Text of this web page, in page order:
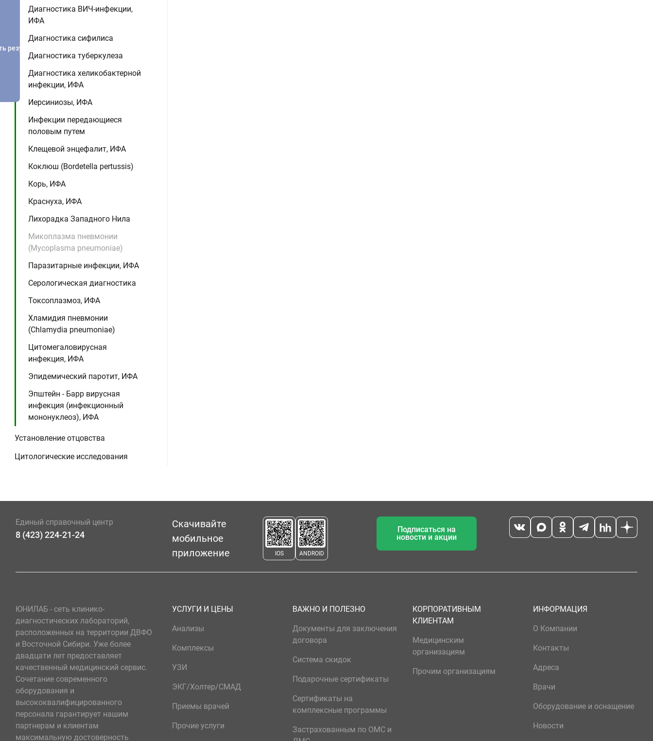
Диагностика ВИЧ-инфекции,
ИФА
Диагностика сифилиса
Диагностика туберкулеза
Диагностика хеликобактерной
инфекции, ИФА
Иерсиниозы, ИФА
Инфекции передающиеся
половым путем
Клещевой энцефалит, ИФА
Коклюш (Bordetella pertussis)
Корь, ИФА
Краснуха, ИФА
Лихорадка Западного Нила
Микоплазма пневмонии
(Mycoplasma pneumoniae)
Паразитарные инфекции, ИФА
Серологическая диагностика
Токсоплазмоз, ИФА
Хламидия пневмонии
(Chlamydia pneumoniae)
Цитомегаловирусная
инфекция, ИФА
Эпидемический паротит, ИФА
Эпштейн - Барр вирусная
инфекция (инфекционный
мононуклеоз), ИФА
Установление отцовства
Цитологические исследования
результатов
Единый справочный центр
8 (423) 224-21-24
Скачивайте
мобильное
приложение
IOS ANDROID
Подписаться на
новости и акции
ЮНИЛАБ - сеть клинико-
диагностических лабораторий,
расположенных на территории ДВФО
и Восточной Сибири. Уже более
двадцати лет предоставляет
качественный медицинский сервис.
Сочетание современного
оборудования и
высококвалифицированного
персонала гарантирует нашим
партнерам и клиентам
максимальную достоверность
УСЛУГИ И ЦЕНЫ
Анализы
Комплексы
УЗИ
ЭКГ/Холтер/СМАД
Приемы врачей
Прочие услуги
ВАЖНО И ПОЛЕЗНО
Документы для заключения
договора
Система скидок
Подарочные сертификаты
Сертификаты на
комплексные программы
Застрахованным по ОМС и
КОРПОРАТИВНЫМ
КЛИЕНТАМ
Медицинским
организациям
Прочим организациям
ИНФОРМАЦИЯ
О Компании
Контакты
Адреса
Врачи
Оборудование и оснащение
Новости